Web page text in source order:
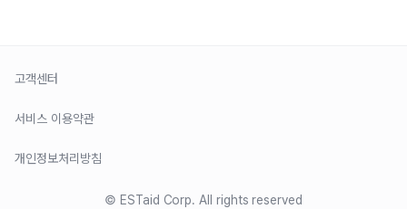
고객센터
서비스 이용약관
개인정보처리방침
© ESTaid Corp. All rights reserved